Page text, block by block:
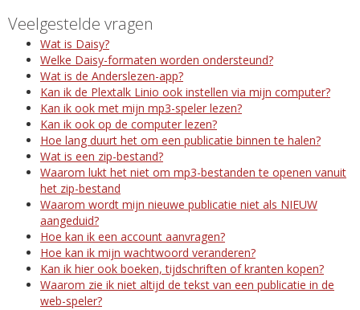
Veelgestelde vragen
Wat is Daisy?
Welke Daisy-formaten worden ondersteund?
Wat is de Anderslezen-app?
Kan ik de Plextalk Linio ook instellen via mijn computer?
Kan ik ook met mijn mp3-speler lezen?
Kan ik ook op de computer lezen?
Hoe lang duurt het om een publicatie binnen te halen?
Wat is een zip-bestand?
Waarom lukt het niet om mp3-bestanden te openen vanuit
het zip-bestand
Waarom wordt mijn nieuwe publicatie niet als NIEUW
aangeduid?
Hoe kan ik een account aanvragen?
Hoe kan ik mijn wachtwoord veranderen?
Kan ik hier ook boeken, tijdschriften of kranten kopen?
Waarom zie ik niet altijd de tekst van een publicatie in de
web-speler?